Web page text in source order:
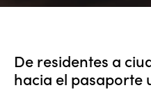
De residentes a
hacia el pasaporte